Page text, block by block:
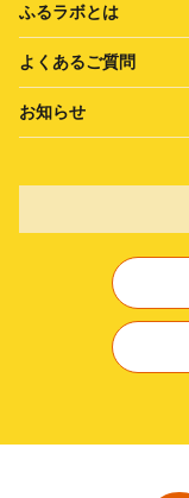
ふるラボとは
よくあるご質問
お知らせ